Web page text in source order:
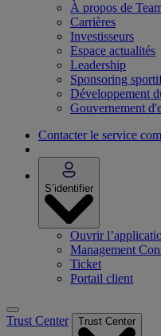
À propos de
Carrières
Investisseurs
Espace actualités
Leadership
Sponsoring
Développement
Gouvernement
Contacter le service
S’identifier
Ouvrir
Management
Ticket
Portail client
Trust Center Trust Center